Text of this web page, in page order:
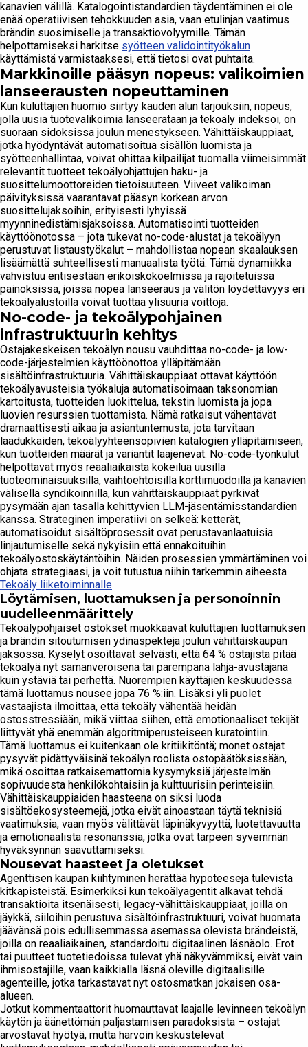
kanavien välillä. Katalogointistandardien täydentäminen ei ole
enää operatiivisen tehokkuuden asia, vaan etulinjan vaatimus
brändin suosimiselle ja transaktiovolyymille. Tämän
helpottamiseksi harkitse syötteen validointityökalun
käyttämistä varmistaaksesi, että tietosi ovat puhtaita.
Markkinoille pääsyn nopeus: valikoimien
lanseerausten nopeuttaminen
Kun kuluttajien huomio siirtyy kauden alun tarjouksiin, nopeus,
jolla uusia tuotevalikoimia lanseerataan ja tekoäly indeksoi, on
suoraan sidoksissa joulun menestykseen. Vähittäiskauppiaat,
jotka hyödyntävät automatisoitua sisällön luomista ja
syötteenhallintaa, voivat ohittaa kilpailijat tuomalla viimeisimmät
relevantit tuotteet tekoälyohjattujen haku- ja
suosittelumoottoreiden tietoisuuteen. Viiveet valikoiman
päivityksissä vaarantavat pääsyn korkean arvon
suosittelujaksoihin, erityisesti lyhyissä
myynninedistämisjaksoissa. Automatisointi tuotteiden
käyttöönotossa – jota tukevat no-code-alustat ja tekoälyyn
perustuvat listaustyökalut – mahdollistaa nopean skaalauksen
lisäämättä suhteellisesti manuaalista työtä. Tämä dynamiikka
vahvistuu entisestään erikoiskokoelmissa ja rajoitetuissa
painoksissa, joissa nopea lanseeraus ja välitön löydettävyys eri
tekoälyalustoilla voivat tuottaa ylisuuria voittoja.
No-code- ja tekoälypohjainen
infrastruktuurin kehitys
Ostajakeskeisen tekoälyn nousu vauhdittaa no-code- ja low-
code-järjestelmien käyttöönottoa ylläpitämään
sisältöinfrastruktuuria. Vähittäiskauppiaat ottavat käyttöön
tekoälyavusteisia työkaluja automatisoimaan taksonomian
kartoitusta, tuotteiden luokittelua, tekstin luomista ja jopa
luovien resurssien tuottamista. Nämä ratkaisut vähentävät
dramaattisesti aikaa ja asiantuntemusta, jota tarvitaan
laadukkaiden, tekoälyyhteensopivien katalogien ylläpitämiseen,
kun tuotteiden määrät ja variantit laajenevat. No-code-työnkulut
helpottavat myös reaaliaikaista kokeilua uusilla
tuoteominaisuuksilla, vaihtoehtoisilla korttimuodoilla ja kanavien
välisellä syndikoinnilla, kun vähittäiskauppiaat pyrkivät
pysymään ajan tasalla kehittyvien LLM-jäsentämisstandardien
kanssa. Strateginen imperatiivi on selkeä: ketterät,
automatisoidut sisältöprosessit ovat perustavanlaatuisia
linjautumiselle sekä nykyisiin että ennakoituihin
tekoälyostoskäytäntöihin. Näiden prosessien ymmärtäminen voi
ohjata strategiaasi, ja voit tutustua niihin tarkemmin aiheesta
Tekoäly liiketoiminnalle.
Löytämisen, luottamuksen ja personoinnin
uudelleenmäärittely
Tekoälypohjaiset ostokset muokkaavat kuluttajien luottamuksen
ja brändin sitoutumisen ydinaspekteja joulun vähittäiskaupan
jaksossa. Kyselyt osoittavat selvästi, että 64 % ostajista pitää
tekoälyä nyt samanveroisena tai parempana lahja-avustajana
kuin ystäviä tai perhettä. Nuorempien käyttäjien keskuudessa
tämä luottamus nousee jopa 76 %:iin. Lisäksi yli puolet
vastaajista ilmoittaa, että tekoäly vähentää heidän
ostosstressiään, mikä viittaa siihen, että emotionaaliset tekijät
liittyvät yhä enemmän algoritmiperusteiseen kuratointiin.
Tämä luottamus ei kuitenkaan ole kritiikitöntä; monet ostajat
pysyvät pidättyväisinä tekoälyn roolista ostopäätöksissään,
mikä osoittaa ratkaisemattomia kysymyksiä järjestelmän
sopivuudesta henkilökohtaisiin ja kulttuurisiin perinteisiin.
Vähittäiskauppiaiden haasteena on siksi luoda
sisältöekosysteemejä, jotka eivät ainoastaan täytä teknisiä
vaatimuksia, vaan myös välittävät läpinäkyvyyttä, luotettavuutta
ja emotionaalista resonanssia, jotka ovat tarpeen syvemmän
hyväksynnän saavuttamiseksi.
Nousevat haasteet ja oletukset
Agenttisen kaupan kiihtyminen herättää hypoteeseja tulevista
kitkapisteistä. Esimerkiksi kun tekoälyagentit alkavat tehdä
transaktioita itsenäisesti, legacy-vähittäiskauppiaat, joilla on
jäykkä, siiloihin perustuva sisältöinfrastruktuuri, voivat huomata
jäävänsä pois edullisemmassa asemassa olevista brändeistä,
joilla on reaaliaikainen, standardoitu digitaalinen läsnäolo. Erot
tai puutteet tuotetiedoissa tulevat yhä näkyvämmiksi, eivät vain
ihmisostajille, vaan kaikkialla läsnä oleville digitaalisille
agenteille, jotka tarkastavat nyt ostosmatkan jokaisen osa-
alueen.
Jotkut kommentaattorit huomauttavat laajalle levinneen tekoälyn
käytön ja äänettömän paljastamisen paradoksista – ostajat
arvostavat hyötyä, mutta harvoin keskustelevat